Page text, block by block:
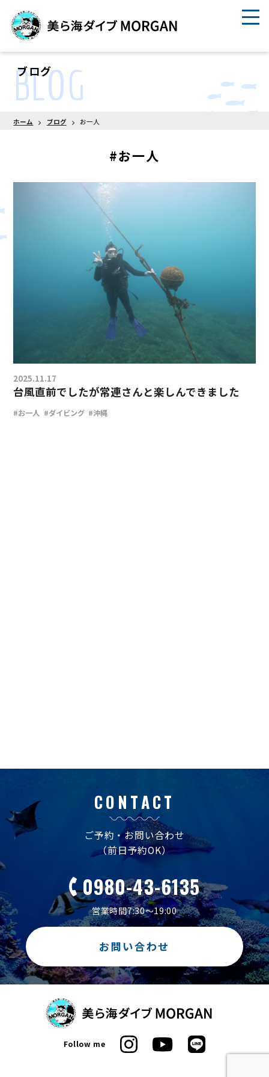
ブログ
BLOG
ホーム ブログ お一人
#お一人
2025.11.17
台風直前でしたが常連さんと楽しんできました
#お一人 #ダイビング #沖縄
CONTACT
ご予約・お問い合わせ
（前日予約OK）
0980-43-6135
営業時間7:30～19:00
お問い合わせ
Follow me